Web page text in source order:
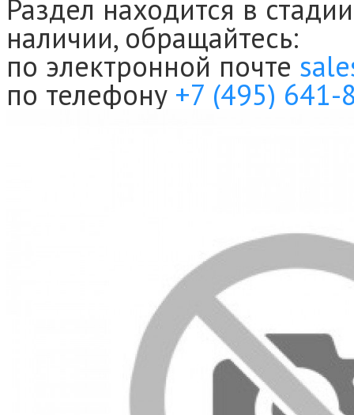
Раздел находится в
наличии, обращайтесь:
по электронной почте
по телефону +7 (495) 641-